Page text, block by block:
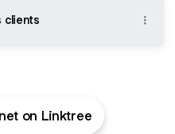
clients
on Linktree